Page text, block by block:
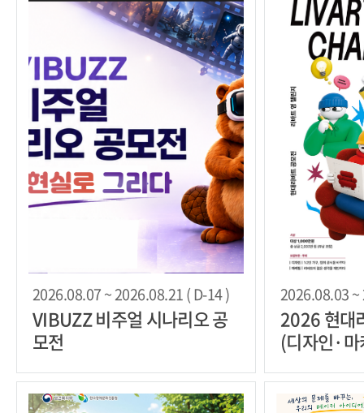
2026.08.07 ~ 2026.08.21 ( D-14 )
VIBUZZ 비주얼 시나리오 공
모전
2026.08.03 ~
2026 현대
(디자인·